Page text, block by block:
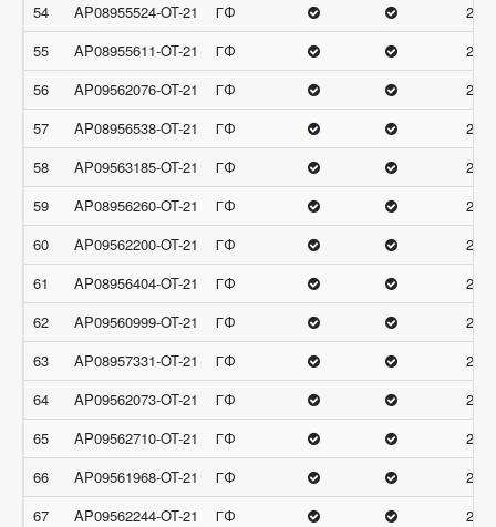
54
AP08955524-OT-21 ГФ
55
AP08955611-OT-21 ГФ
56
AP09562076-OT-21 ГФ
57
AP08956538-OT-21 ГФ
58
AP09563185-OT-21 ГФ
59
AP08956260-OT-21 ГФ
60
AP09562200-OT-21 ГФ
61
AP08956404-OT-21 ГФ
28
62
AP09560999-OT-21 ГФ
28
63
AP08957331-OT-21 ГФ
28
64
AP09562073-OT-21 ГФ
28
65
AP09562710-OT-21 ГФ
28
66
AP09561968-OT-21 ГФ
28
67
AP09562244-OT-21 ГФ